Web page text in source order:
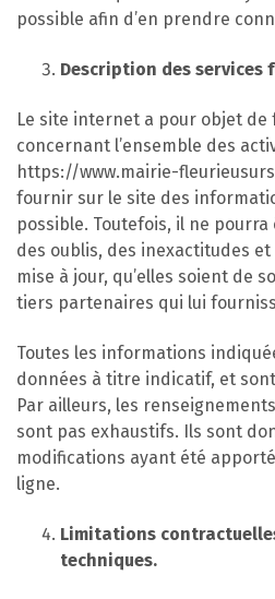
possible afin d’en prendre
Description des services
Le site internet a pour objet
concernant l’ensemble des
https://www.mairie-
fournir sur le site des
possible. Toutefois, il ne
des oublis, des inexactitudes
mise à jour, qu’elles soient de
tiers partenaires qui lui
Toutes les informations
données à titre indicatif, et
Par ailleurs, les
sont pas exhaustifs. Ils sont
modifications ayant été
ligne.
Limitations
techniques.